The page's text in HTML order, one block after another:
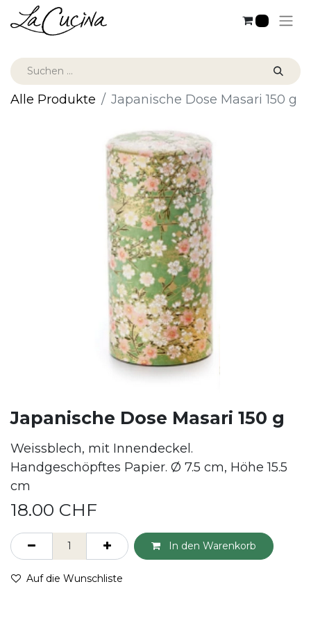
Alle Produkte Japanische Dose Masari 150 g
Japanische Dose Masari 150 g
Weissblech, mit Innendeckel.
Handgeschöpftes Papier. Ø 7.5 cm, Höhe 15.5
cm
18.00 CHF
In den Warenkorb
Auf die Wunschliste